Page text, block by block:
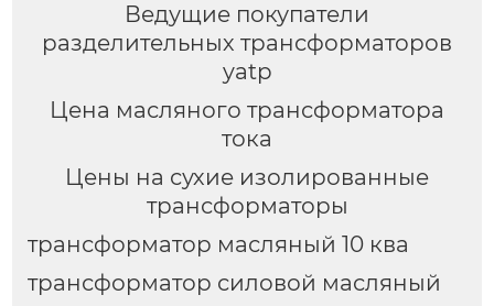
Ведущие покупатели
разделительных трансформаторов
yatp
Цена масляного трансформатора
тока
Цены на сухие изолированные
трансформаторы
трансформатор масляный 10 ква
трансформатор силовой масляный